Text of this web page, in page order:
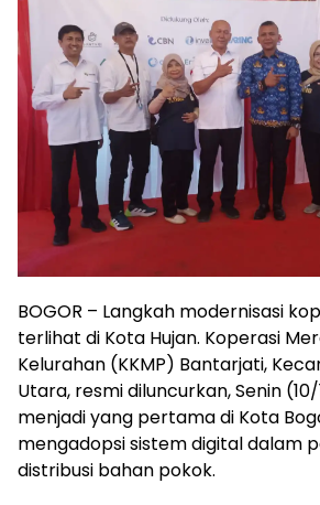
BOGOR – Langkah modernisasi
terlihat di Kota Hujan. Koperasi
Kelurahan (KKMP) Bantarjati,
Utara, resmi diluncurkan, Senin (10/
menjadi yang pertama di Kota
mengadopsi sistem digital dalam
distribusi bahan pokok.